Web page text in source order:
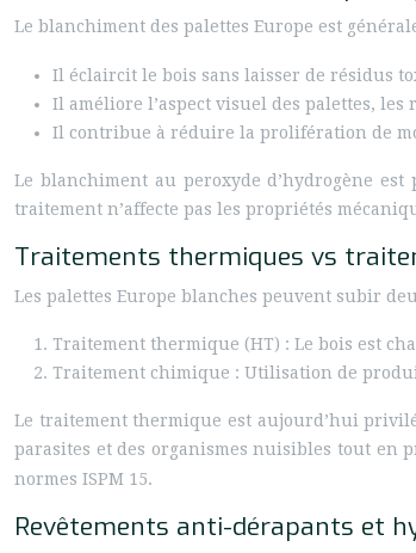
Le blanchiment des palettes Europe est
Il éclaircit le bois sans laisser de résidus
Il améliore l’aspect visuel des palettes,
Il contribue à réduire la prolifération de
Le blanchiment au peroxyde d’hydrogène
traitement n’affecte pas les propriétés
Traitements thermiques vs
Les palettes Europe blanches peuvent subir
Traitement thermique (HT) : Le bois est
Traitement chimique : Utilisation de
Le traitement thermique est aujourd’hui
parasites et des organismes nuisibles tout en
normes ISPM 15.
Revêtements anti-dérapants et